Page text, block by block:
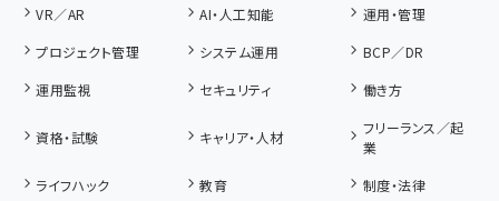
VR／AR
AI・人工知能
運用・管理
プロジェクト管理
システム運用
BCP／DR
運用監視
セキュリティ 働き方
資格・試験 キャリア・人材
フリーランス／起
業
ライフハック
教育 制度・法律